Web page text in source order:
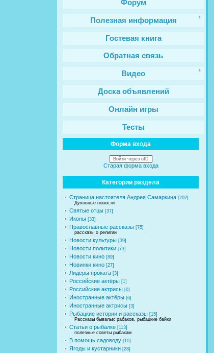
Форум
Полезная информация
Гостевая книга
Обратная связь
Видео
Доска объявлений
Онлайн игры
Тесты
Форма входа
Войти через uID
Старая форма входа
Категории раздела
Страница настоятеля Андрея Самаркина [202]
Духовные новости
Святые отцы [37]
Иконы [33]
Православные рассказы [75]
рассказы о религии
Новости культуры [39]
Новости политики [73]
Новости кино [89]
Новинки кино [27]
Лидеры проката [3]
Российские актёры [1]
Российские актрисы [0]
Иностранные актёры [6]
Иностранные актрисы [3]
Рыбацкие истории и рассказы [15]
Рассказы бывалых рабаков, рыбацкие байки
Статьи о рыбалке [113]
полезные советы рыбакам
В помощь садоводу [10]
Ягоды и кустарники [28]